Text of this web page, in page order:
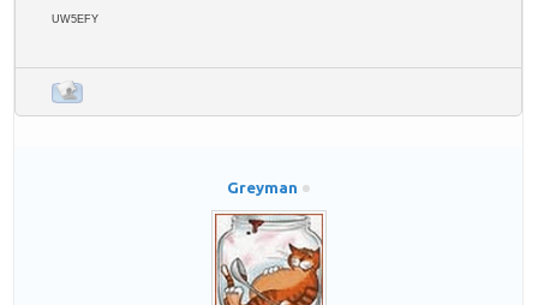
UW5EFY
Greyman